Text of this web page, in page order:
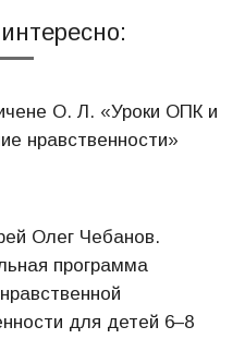
О. Л. «Уроки ОПК и
нравственности»
Олег Чебанов.
программа
для детей 6–8